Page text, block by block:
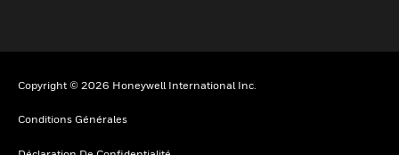
Copyright © 2026 Honeywell International Inc.
Conditions Générales